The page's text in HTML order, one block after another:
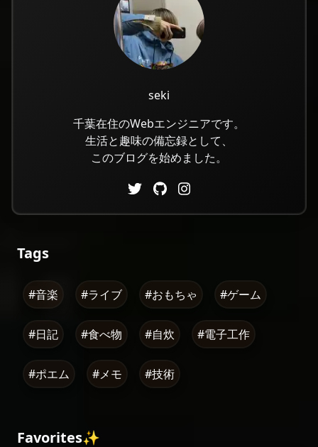
seki
千葉在住のWebエンジニアです。
生活と趣味の備忘録として、
このブログを始めました。
Tags
#音楽 #ライブ #おもちゃ #ゲーム
#日記 #食べ物 #自炊 #電子工作
#ポエム #メモ #技術
Favorites✨